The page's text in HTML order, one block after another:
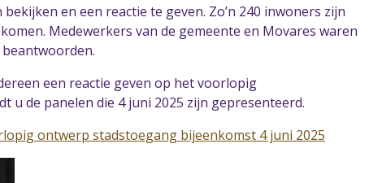
en een reactie te geven. Zo’n 240 inwoners zijn
Medewerkers van de gemeente en Movares waren
een reactie geven op het voorlopig
u de panelen die 4 juni 2025 zijn gepresenteerd.
ontwerp stadstoegang bijeenkomst 4 juni 2025